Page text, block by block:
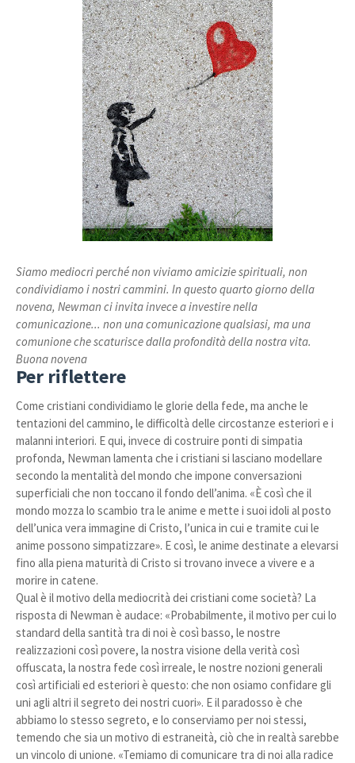
Siamo mediocri perché non viviamo amicizie spirituali, non
condividiamo i nostri cammini. In questo quarto giorno della
novena, Newman ci invita invece a investire nella
comunicazione... non una comunicazione qualsiasi, ma una
comunione che scaturisce dalla profondità della nostra vita.
Buona novena
Per riflettere
Come cristiani condividiamo le glorie della fede, ma anche le
tentazioni del cammino, le difficoltà delle circostanze esteriori e i
malanni interiori. E qui, invece di costruire ponti di simpatia
profonda, Newman lamenta che i cristiani si lasciano modellare
secondo la mentalità del mondo che impone conversazioni
superficiali che non toccano il fondo dell’anima. «È così che il
mondo mozza lo scambio tra le anime e mette i suoi idoli al posto
dell’unica vera immagine di Cristo, l’unica in cui e tramite cui le
anime possono simpatizzare». E così, le anime destinate a elevarsi
fino alla piena maturità di Cristo si trovano invece a vivere e a
morire in catene.
Qual è il motivo della mediocrità dei cristiani come società? La
risposta di Newman è audace: «Probabilmente, il motivo per cui lo
standard della santità tra di noi è così basso, le nostre
realizzazioni così povere, la nostra visione della verità così
offuscata, la nostra fede così irreale, le nostre nozioni generali
così artificiali ed esteriori è questo: che non osiamo confidare gli
uni agli altri il segreto dei nostri cuori». E il paradosso è che
abbiamo lo stesso segreto, e lo conserviamo per noi stessi,
temendo che sia un motivo di estraneità, ciò che in realtà sarebbe
un vincolo di unione. «Temiamo di comunicare tra di noi alla radice